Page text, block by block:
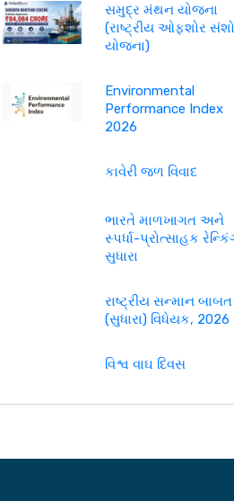
સમુદ્ર મંથન યોજના
(રાષ્ટ્રીય ઓફશોર
યોજના)
Environmental
Performance Index
2026
કાવેરી જળ વિવાદ
ભારતે માળખાગત અને
સ્પર્ધા-પ્રોત્સાહક
સુધારા
રાષ્ટ્રીય સન્માન બાબત
(સુધારા) વિધેયક, 2026
વિશ્વ વાઘ દિવસ